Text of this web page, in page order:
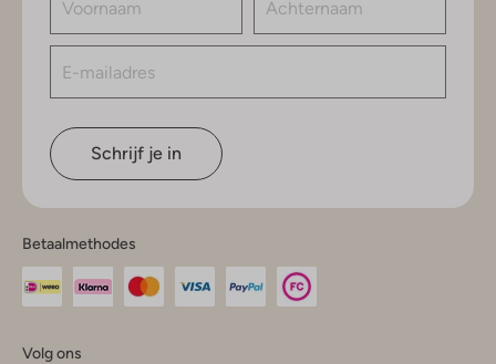
Schrijf je in
Betaalmethodes
Volg ons